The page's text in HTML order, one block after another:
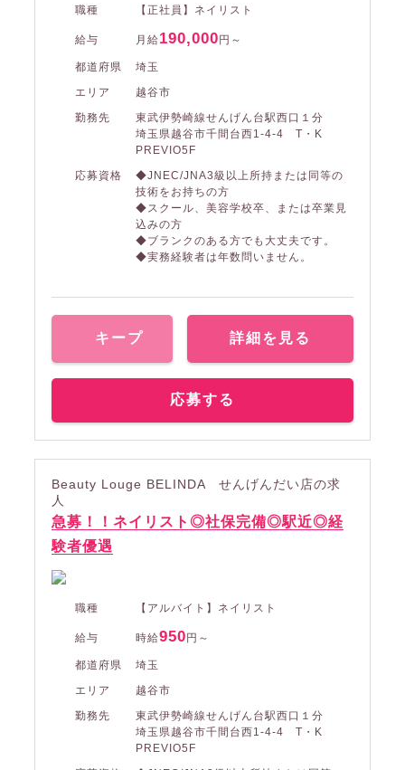
職種 【正社員】ネイリスト
給与 月給190,000 円～
都道府県
埼玉
エリア
越谷市
勤務先
東武伊勢崎線せんげん台駅西口１分
埼玉県越谷市千間台西1-4-4 T・K
PREVIO5F
応募資格
◆JNEC/JNA3級以上所持または同等の
技術をお持ちの方
◆スクール、美容学校卒、または卒業見
込みの方
◆ブランクのある方でも大丈夫です。
◆実務経験者は年数問いません。
キープ 詳細を見る
応募する
Beauty Louge BELINDA せんげんだい店の求
人
急募！！ネイリスト◎社保完備◎駅近◎経
験者優遇
職種 【アルバイト】ネイリスト
給与 時給950円～
都道府県
埼玉
エリア
越谷市
勤務先
東武伊勢崎線せんげん台駅西口１分
埼玉県越谷市千間台西1-4-4 T・K
PREVIO5F